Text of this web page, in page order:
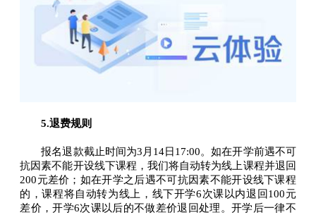
5.退费规则
报名退款截止时间为3月14日17:00。如在开学前遇不可
抗因素不能开设线下课程，我们将自动转为线上课程并退回
200元差价；如在开学之后遇不可抗因素不能开设线下课程
的，课程将自动转为线上，线下开学6次课以内退回100元
差价，开学6次课以后的不做差价退回处理。开学后一律不